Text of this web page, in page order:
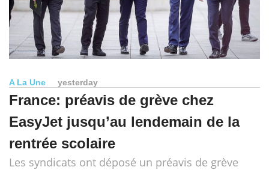
A La Une yesterday
France: préavis de grève chez
EasyJet jusqu’au lendemain de la
rentrée scolaire
Les syndicats ont déposé un préavis de grève